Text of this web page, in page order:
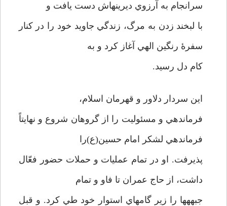
سرانجام به آرزوي ديرينه­اش دست يافت و
با لبخند زدن به مرگ، زندگي جاويد خود را در كنار
سفرۀ رنگين الهي آغاز كرد و به
كام دل رسيد.
اين سردار دلاور و قهرمان اسلام،
فرماندهي و مسئوليت را از گروهان شروع و نهايتاً
فرماندهي لشكر امام حسين(ع)را
پذيرفت. او در تمام عمليات و حملات حضور فعّال
داشت، از حاج عمران تا فاو و تمام
جبهه­ها را زير گامهاي استوار خود طي كرد. و قبل